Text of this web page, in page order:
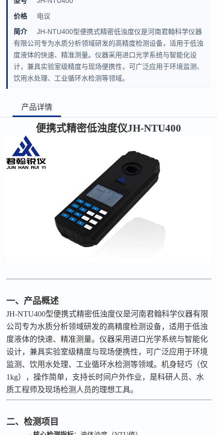
价格
电议
简介
JH-NTU400型便携式精密低浊度仪是河南君翰科学仪器
有限公司专为水质分析领域研发的高精度检测设备，适用于低浊
度液体的快速、精准测量。仪器采用进口光学系统与智能化设
计，兼具实验室级精度与现场便携性，可广泛应用于环境监测、
饮用水处理、工业循环水检测等领域。
产品详情
便携式精密低浊度仪JH-NTU400
一、产品概述
JH-NTU400型便携式精密低浊度仪是河南君翰科学仪器有限
公司专为水质分析领域研发的高精度检测设备，适用于低浊
度液体的快速、精准测量。仪器采用进口光学系统与智能化
设计，兼具实验室级精度与现场便携性，可广泛应用于环境
监测、饮用水处理、工业循环水检测等领域。机身轻巧（仅
1kg），操作简单，支持长时间户外作业，是科研人员、水
质工程师及现场检测人员的理想工具。
二、检测项目